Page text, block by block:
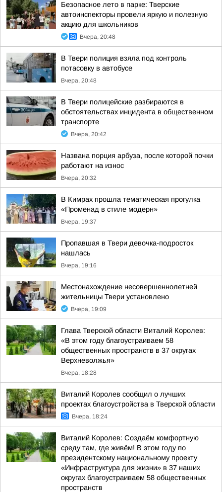
Безопасное лето в парке: Тверские
автоинспекторы провели яркую и полезную
акцию для школьников
Вчера, 20:48
В Твери полиция взяла под контроль
потасовку в автобусе
Вчера, 20:48
В Твери полицейские разбираются в
обстоятельствах инцидента в общественном
транспорте
Вчера, 20:42
Названа порция арбуза, после которой почки
работают на износ
Вчера, 20:32
В Кимрах прошла тематическая прогулка
«Променад в стиле модерн»
Вчера, 19:37
Пропавшая в Твери девочка-подросток
нашлась
Вчера, 19:16
Местонахождение несовершеннолетней
жительницы Твери установлено
Вчера, 19:09
Глава Тверской области Виталий Королев:
«В этом году благоустраиваем 58
общественных пространств в 37 округах
Верхневолжья»
Вчера, 18:28
Виталий Королев сообщил о лучших
проектах благоустройства в Тверской области
Вчера, 18:24
Виталий Королев: Создаём комфортную
среду там, где живём! В этом году по
президентскому национальному проекту
«Инфраструктура для жизни» в 37 наших
округах благоустраиваем 58 общественных
пространств